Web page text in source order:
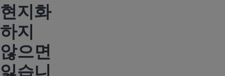
현지화
하지
않으면
잃습니